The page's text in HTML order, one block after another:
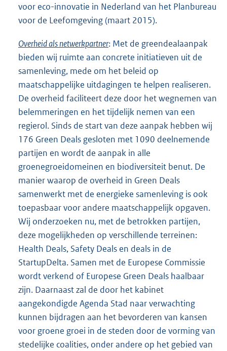
voor eco-innovatie in Nederland van het Planbureau
voor de Leefomgeving (maart 2015).
Overheid als netwerkpartner: Met de greendealaanpak
bieden wij ruimte aan concrete initiatieven uit de
samenleving, mede om het beleid op
maatschappelijke uitdagingen te helpen realiseren.
De overheid faciliteert deze door het wegnemen van
belemmeringen en het tijdelijk nemen van een
regierol. Sinds de start van deze aanpak hebben wij
176 Green Deals gesloten met 1090 deelnemende
partijen en wordt de aanpak in alle
groenegroeidomeinen en biodiversiteit benut. De
manier waarop de overheid in Green Deals
samenwerkt met de energieke samenleving is ook
toepasbaar voor andere maatschappelijk opgaven.
Wij onderzoeken nu, met de betrokken partijen,
deze mogelijkheden op verschillende terreinen:
Health Deals, Safety Deals en deals in de
StartupDelta. Samen met de Europese Commissie
wordt verkend of Europese Green Deals haalbaar
zijn. Daarnaast zal de door het kabinet
aangekondigde Agenda Stad naar verwachting
kunnen bijdragen aan het bevorderen van kansen
voor groene groei in de steden door de vorming van
stedelijke coalities, onder andere op het gebied van